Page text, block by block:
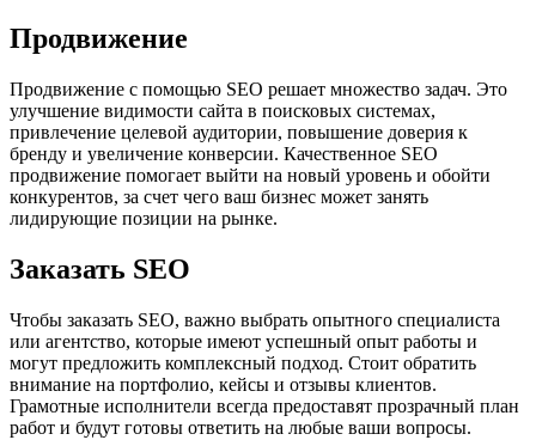
Продвижение
Продвижение с помощью SEO решает множество задач. Это
улучшение видимости сайта в поисковых системах,
привлечение целевой аудитории, повышение доверия к
бренду и увеличение конверсии. Качественное SEO
продвижение помогает выйти на новый уровень и обойти
конкурентов, за счет чего ваш бизнес может занять
лидирующие позиции на рынке.
Заказать SEO
Чтобы заказать SEO, важно выбрать опытного специалиста
или агентство, которые имеют успешный опыт работы и
могут предложить комплексный подход. Стоит обратить
внимание на портфолио, кейсы и отзывы клиентов.
Грамотные исполнители всегда предоставят прозрачный план
работ и будут готовы ответить на любые ваши вопросы.